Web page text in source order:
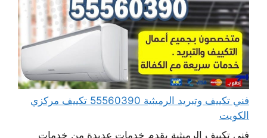
فني تكييف وتبريد الرميثية 55560390 تكييف مركزي
الكويت
فني تكييف الرميثية يقدم خدمات عديدة من خدمات